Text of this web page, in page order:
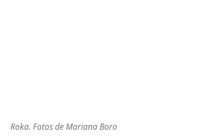
Roka. Fotos de Mariana Boro